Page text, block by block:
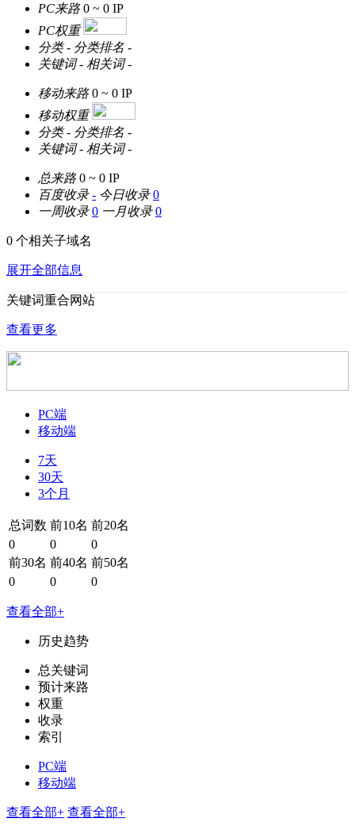
PC来路 0 ~ 0 IP
PC权重
分类 - 分类排名 -
关键词 - 相关词 -
移动来路 0 ~ 0 IP
移动权重
分类 - 分类排名 -
关键词 - 相关词 -
总来路 0 ~ 0 IP
百度收录 - 今日收录 0
一周收录 0 一月收录 0
0 个相关子域名
展开全部信息
关键词重合网站
查看更多
PC端
移动端
7天
30天
3个月
总词数 前10名 前20名
0
0
0
前30名 前40名 前50名
0
0 0
查看全部+
历史趋势
总关键词
预计来路
权重
收录
索引
PC端
移动端
查看全部+ 查看全部+